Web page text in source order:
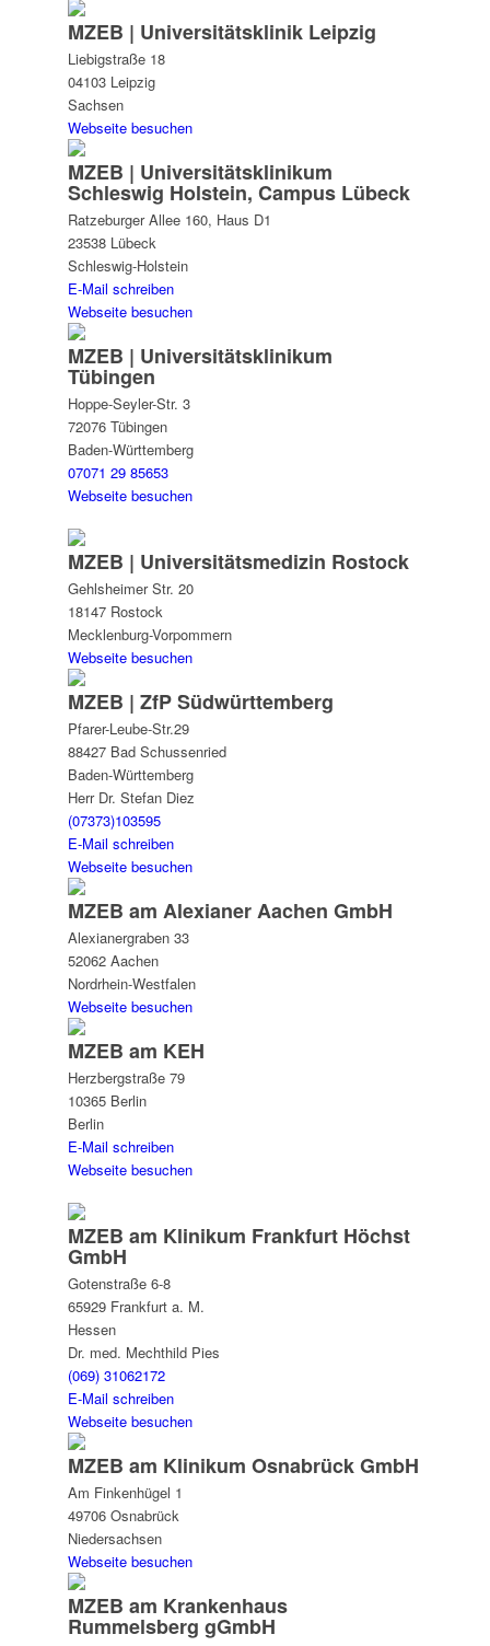
MZEB | Universitäts­klinik Leipzig
Liebigstraße 18
04103 Leipzig
Sachsen
Webseite besuchen
MZEB | Universitätsklinikum
Schleswig Holstein, Campus Lübeck
Ratzeburger Allee 160, Haus D1
23538 Lübeck
Schleswig-Holstein
E-Mail schreiben
Webseite besuchen
MZEB | Universitätsklinikum
Tübingen
Hoppe-Seyler-Str. 3
72076 Tübingen
Baden-Württemberg
07071 29 85653
Webseite besuchen
MZEB | Universitätsmedizin Rostock
Gehlsheimer Str. 20
18147 Rostock
Mecklenburg-Vorpommern
Webseite besuchen
MZEB | ZfP Südwürttemberg
Pfarer-Leube-Str.29
88427 Bad Schussenried
Baden-Württemberg
Herr Dr. Stefan Diez
(07373)103595
E-Mail schreiben
Webseite besuchen
MZEB am Alexianer Aachen GmbH
Alexianergraben 33
52062 Aachen
Nordrhein-Westfalen
Webseite besuchen
MZEB am KEH
Herzbergstraße 79
10365 Berlin
Berlin
E-Mail schreiben
Webseite besuchen
MZEB am Klinikum Frankfurt Höchst
GmbH
Gotenstraße 6-8
65929 Frankfurt a. M.
Hessen
Dr. med. Mechthild Pies
(069) 31062172
E-Mail schreiben
Webseite besuchen
MZEB am Klinikum Osnabrück GmbH
Am Finkenhügel 1
49706 Osnabrück
Niedersachsen
Webseite besuchen
MZEB am Krankenhaus
Rummelsberg gGmbH